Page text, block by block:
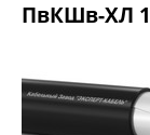
ПвКШв-ХЛ